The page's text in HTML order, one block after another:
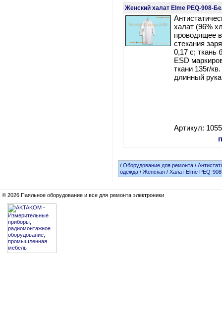
Женский халат Elme PEQ-908-
халат (96%
проводящее
стекания
0,17 c; ткань
ESD
ткани 135г/
длинный
Артикул:
/Оборудование для ремонта /
одежда/Женская /Халат Elme PEQ-
© 2026 Паяльное оборудование и все для ремонта электроники